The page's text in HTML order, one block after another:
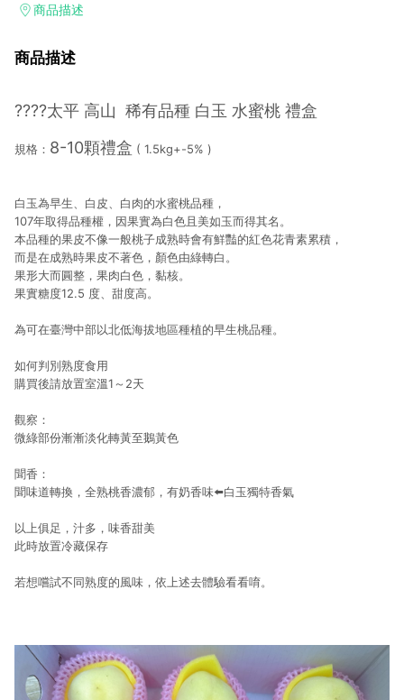
有好康。LINE好友招募中搜尋@10mart。 ＊特定 iPhone17 將不
商品描述
商品描述
????太平 高山 稀有品種 白玉 水蜜桃 禮盒
規格： 8-10顆禮盒 ( 1.5kg+-5% )
白玉為早生、白皮、白肉的水蜜桃品種，
107年取得品種權，因果實為白色且美如玉而得其名。
本品種的果皮不像一般桃子成熟時會有鮮豔的紅色花青素累積，
而是在成熟時果皮不著色，顏色由綠轉白。
果形大而圓整，果肉白色，黏核。
果實糖度12.5 度、甜度高。
為可在臺灣中部以北低海拔地區種植的早生桃品種。
如何判別熟度食用
購買後請放置室溫1～2天
觀察：
微綠部份漸漸淡化轉黃至鵝黃色
聞香：
聞味道轉換，全熟桃香濃郁，有奶香味⬅️白玉獨特香氣
以上俱足，汁多，味香甜美
此時放置冷藏保存
若想嚐試不同熟度的風味，依上述去體驗看看唷。